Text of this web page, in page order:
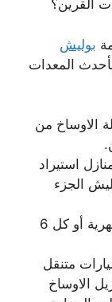
القرين؟
بوليش
المعدات
الاوساخ من
استيراد
الجزء
نوفر لكم عقود غسيل سيارات شهرية أو كل 6
متنقل
الاوساخ